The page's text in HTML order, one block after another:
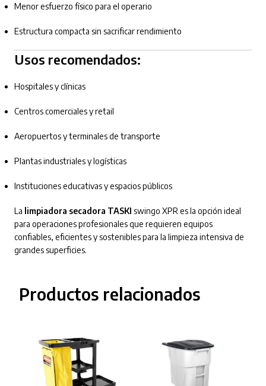
Menor esfuerzo físico para el operario
Estructura compacta sin sacrificar rendimiento
Usos recomendados:
Hospitales y clínicas
Centros comerciales y retail
Aeropuertos y terminales de transporte
Plantas industriales y logísticas
Instituciones educativas y espacios públicos
La limpiadora secadora TASKI swingo XPR es la opción ideal
para operaciones profesionales que requieren equipos
confiables, eficientes y sostenibles para la limpieza intensiva de
grandes superficies.
Productos relacionados